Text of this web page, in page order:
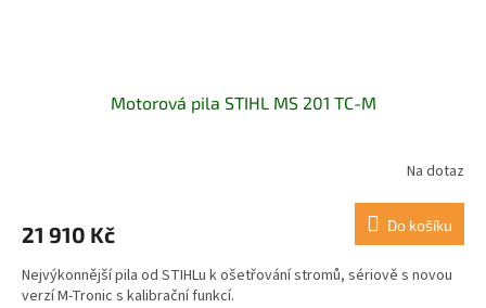
Motorová pila STIHL MS 201 TC-M
Na dotaz
21 910 Kč Do košíku
Nejvýkonnější pila od STIHLu k ošetřování stromů, sériově s novou
verzí M-Tronic s kalibrační funkcí.